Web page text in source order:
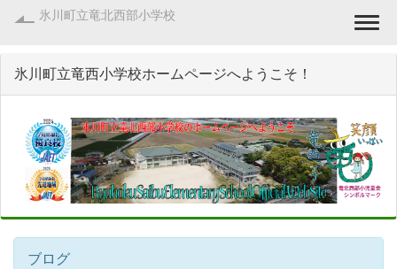
氷川町立竜北西部小学校
氷川町立竜西小学校ホームページへようこそ！
ブログ